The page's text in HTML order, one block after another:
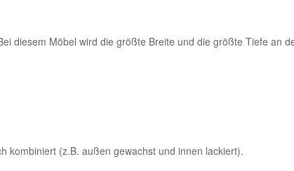
diesem Möbel wird die größte Breite und die größte Tiefe an
kombiniert (z.B. außen gewachst und innen lackiert).